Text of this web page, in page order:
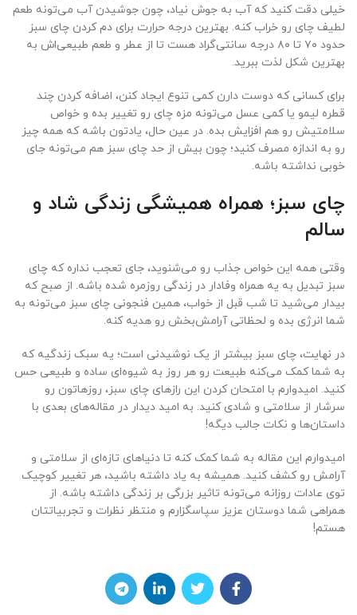
خیلی دقت کنید که آب به جوش نیاد، چون جوشیدن آب می‌تونه طعم
لطیف چای رو خراب کنه. بهترین درجه حرارت برای دم کردن چای سبز
حدود ۷۰ تا ۸۰ درجه سانتی‌گراد هست تا از عطر و طعم طبیعی‌اش به
بهترین شکل لذت ببرید.
برای کسانی که دوست دارن کمی تنوع ایجاد کنن، اضافه کردن چند
قطره لیمو یا کمی عسل می‌تونه مزه چای رو تغییر بده و خواص
سلامتیش رو هم افزایش بده. در عین حال، یادتون باشه که همه چیز
رو به اندازه مصرف کنید؛ چون بیش از حد چای سبز هم می‌تونه جای
خوبی نداشته باشه.
چای سبز؛ همراه همیشگی زندگی شاد و
سالم
وقتی همه این خواص جذاب رو می‌شنوید، جای تعجب نداره که چای
سبز تبدیل به یه همراه وفادار در زندگی روزمره شده باشه. از صبح که
بیدار می‌شید تا شب قبل از خواب، همین فنجونی چای سبز می‌تونه به
شما انرژی بده و لحظاتی آرامش‌بخش رو هدیه کنه.
در نهایت، چای سبز بیشتر از یک نوشیدنی است؛ یه سبک زندگیه که
به شما کمک می‌کنه طبیعت رو هر روز به شیوه‌ای ساده و طبیعی حس
کنید. امیدوارم با امتحان کردن این رازهای چای سبز، روزهاتون رو
سرشار از سلامتی و شادی کنید. به امید دیدار در مقاله‌های بعدی با
داستان‌ها و نکات جالب دیگه!
امیدوارم این مقاله به شما کمک کنه تا دنیاهای تازه‌ای از سلامتی و
آرامش رو کشف کنید. همیشه به یاد داشته باشید، هر تغییر کوچیک
توی عادات روزانه می‌تونه تاثیر بزرگی بر زندگی داشته باشه. از
همراهی شما دوستان عزیز سپاسگزارم و منتظر نظرات و تجربیاتتان
هستم!